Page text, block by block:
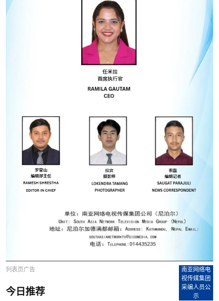
列表页广告
南亚网络电
视传媒集团
采编人员公
示
今日推荐